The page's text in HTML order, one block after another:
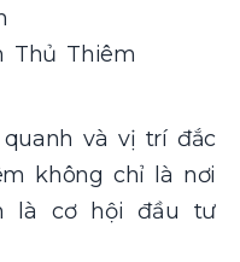
Thủ Thiêm
và vị trí đắc
không chỉ là nơi
là cơ hội đầu tư